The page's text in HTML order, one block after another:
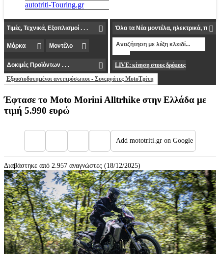
autotriti-Touring.gr
LIVE: κίνηση στους δρόμους
Εξουσιοδοτημένοι αντιπρόσωποι - Συνεργάτες MotoΤρίτη
Έφτασε το Moto Morini Alltrhike στην Ελλάδα με
τιμή 5.990 ευρώ
Add mototriti.gr on Google
Διαβάστηκε από 2.957 αναγνώστες (18/12/2025)